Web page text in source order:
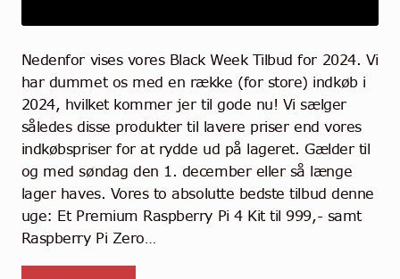
Nedenfor vises vores Black Week Tilbud for 2024. Vi
har dummet os med en række (for store) indkøb i
2024, hvilket kommer jer til gode nu! Vi sælger
således disse produkter til lavere priser end vores
indkøbspriser for at rydde ud på lageret. Gælder til
og med søndag den 1. december eller så længe
lager haves. Vores to absolutte bedste tilbud denne
uge: Et Premium Raspberry Pi 4 Kit til 999,- samt
Raspberry Pi Zero…